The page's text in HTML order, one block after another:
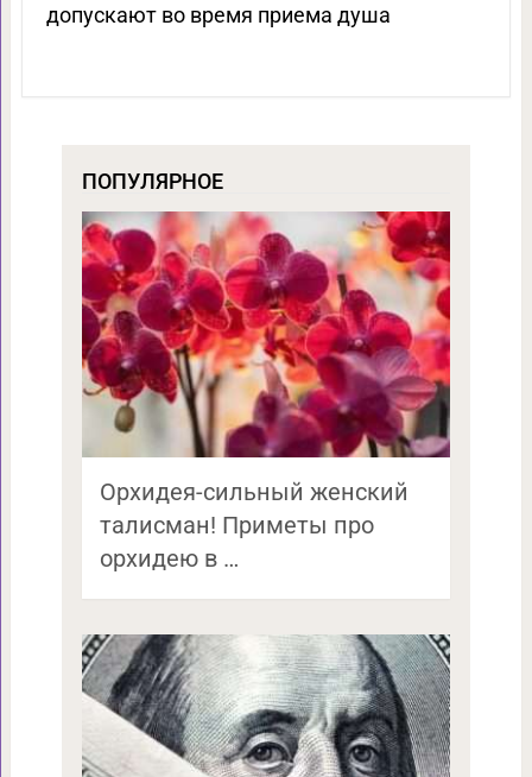
допускают во время приема душа
ПОПУЛЯРНОЕ
Орхидея-сильный женский
талисман! Приметы про
орхидею в …